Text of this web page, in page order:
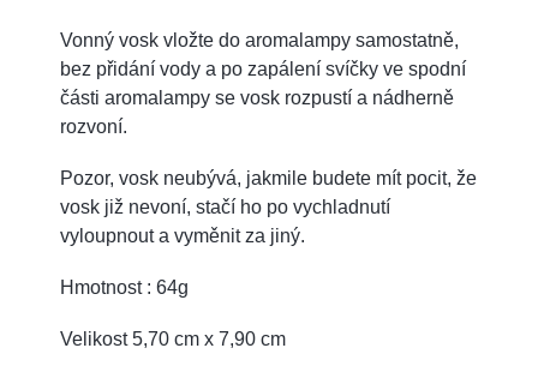
Vonný vosk vložte do aromalampy samostatně,
bez přidání vody a po zapálení svíčky ve spodní
části aromalampy se vosk rozpustí a nádherně
rozvoní.
Pozor, vosk neubývá, jakmile budete mít pocit, že
vosk již nevoní, stačí ho po vychladnutí
vyloupnout a vyměnit za jiný.
Hmotnost : 64g
Velikost 5,70 cm x 7,90 cm